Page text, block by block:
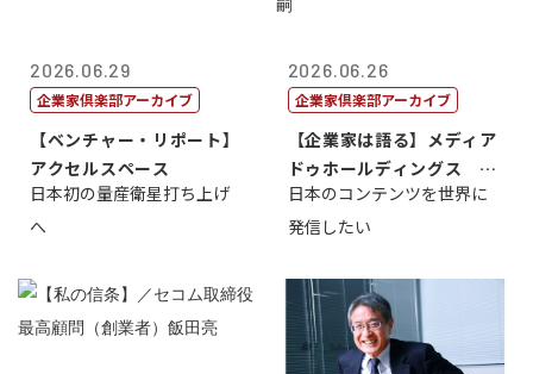
2026.06.29
企業家倶楽部アーカイブ
【ベンチャー・リポート】
アクセルスペース
日本初の量産衛星打ち上げ
へ
2026.06.26
企業家倶楽部アーカイブ
【企業家は語る】メディア
ドゥホールディングス 代
表取締役社長...
日本のコンテンツを世界に
発信したい